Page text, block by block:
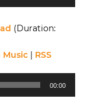
(Duration:
Music | RSS
00:00